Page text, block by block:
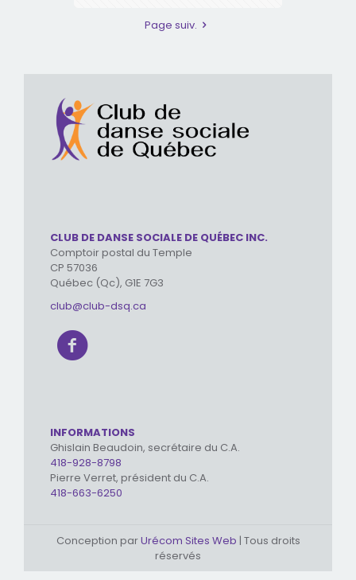
Page suiv.
CLUB DE DANSE SOCIALE DE QUÉBEC INC.
Comptoir postal du Temple
CP 57036
Québec (Qc), G1E 7G3
club@club-dsq.ca
INFORMATIONS
Ghislain Beaudoin, secrétaire du C.A.
418-928-8798
Pierre Verret, président du C.A.
418-663-6250
Conception parUrécom Sites Web | Tous droits
réservés